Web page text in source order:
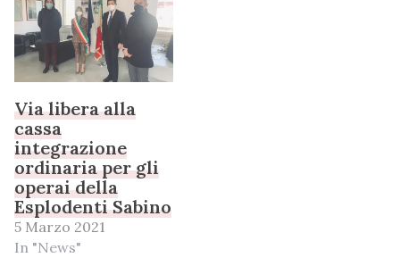
Via libera alla
cassa
integrazione
ordinaria per gli
operai della
Esplodenti Sabino
5 Marzo 2021
In "News"